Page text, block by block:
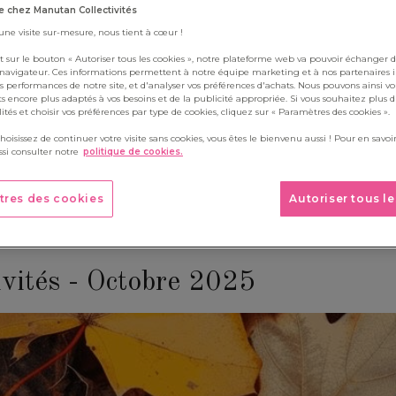
retrouvez un kit contenant 5 à 6 activités destinées aux
classe au fil des saisons grâce à notre kit d'activités à
- Octobre 2025
chez Manutan Collectivités
visite sur-mesure, nous tient à cœur !
sur le bouton « Autoriser tous les cookies », notre plateforme web va pouvoir échanger
Ces informations permettent à notre équipe marketing et à nos partenaires
performances de notre site, et d'analyser vos préférences d'achats. Nous pouvons ainsi
encore plus adaptés à vos besoins et de la publicité appropriée. Si vous souhaitez plus
et choisir vos préférences par type de cookies, cliquez sur « Paramètres des cookies ».
de continuer votre visite sans cookies, vous êtes le bienvenu aussi ! Pour en
consulter notre politique de cookies.
Autoriser tous
des cookies